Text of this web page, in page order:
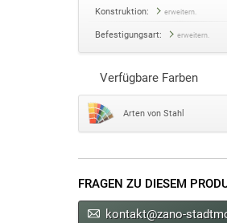
Konstruktion: erweitern.
Befestigungsart: erweitern.
Verfügbare Farben
Arten von Stahl
FRAGEN ZU DIESEM
kontakt@zano-